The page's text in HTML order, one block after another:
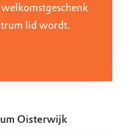
lid wordt.
Oisterwijk